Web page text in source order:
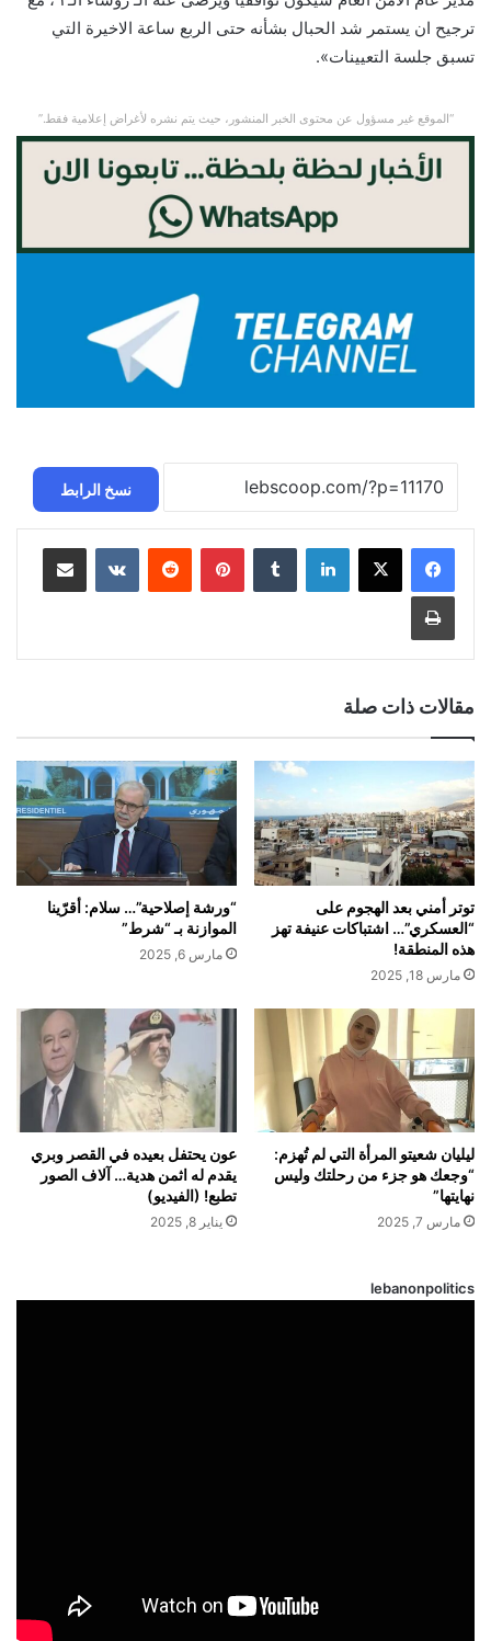
ترجيح ان يستمر شد الحبال بشأنه حتى الربع ساعة الاخيرة التي
تسبق جلسة التعيينات».
“الموقع غير مسؤول عن محتوى الخبر المنشور، حيث يتم نشره لأغراض إعلامية فقط.”
نسخ الرابط
لينكدإن بينتيريست مشاركة عبر البريد
طباعة
مقالات ذات صلة
توتر أمني بعد الهجوم على
“العسكري”… اشتباكات عنيفة تهز
هذه المنطقة!
مارس 18, 2025
“ورشة إصلاحية”… سلام: أقرّينا
الموازنة بـ “شرط”
مارس 6, 2025
ليليان شعيتو المرأة التي لم تُهزم:
“وجعك هو جزء من رحلتك وليس
نهايتها”
مارس 7, 2025
عون يحتفل بعيده في القصر وبري
يقدم له اثمن هدية… آلاف الصور
تطبع! (الفيديو)
يناير 8, 2025
lebanonpolitics